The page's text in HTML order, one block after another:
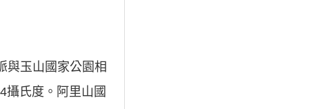
與玉山國家公園相
攝氏度。阿里山國